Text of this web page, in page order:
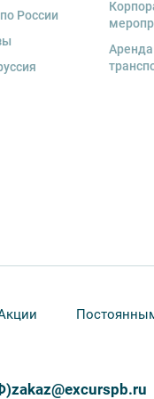
наРоссии
zakaz@excurspb.ru